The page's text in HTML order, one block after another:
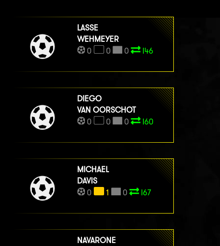
LASSE
WEHMEYER
0
0 0 I46
DIEGO
VAN OORSCHOT
0
0 0 I60
MICHAEL
DAVIS
0
1 0 I67
NAVARONE